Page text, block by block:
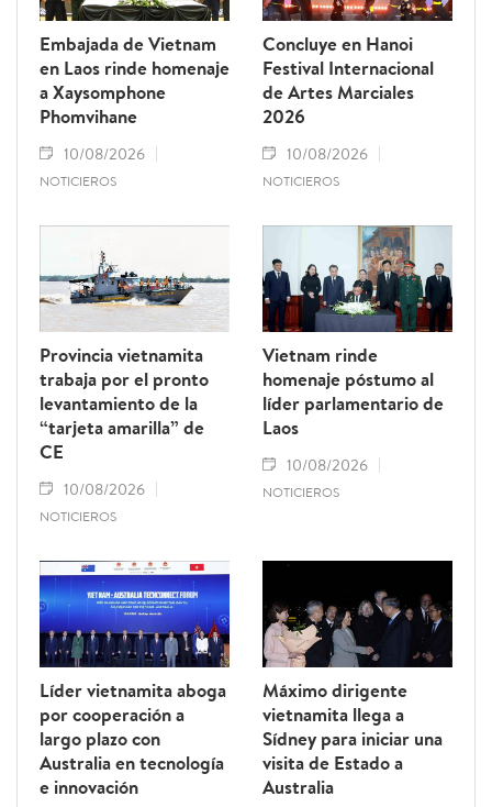
Embajada de Vietnam
en Laos rinde homenaje
a Xaysomphone
Phomvihane
10/08/2026
NOTICIEROS
Concluye en Hanoi
Festival Internacional
de Artes Marciales
2026
10/08/2026
NOTICIEROS
Provincia vietnamita
trabaja por el pronto
levantamiento de la
“tarjeta amarilla” de
CE
10/08/2026
NOTICIEROS
Vietnam rinde
homenaje póstumo al
líder parlamentario de
Laos
10/08/2026
NOTICIEROS
Líder vietnamita aboga
por cooperación a
largo plazo con
Australia en tecnología
e innovación
Máximo dirigente
vietnamita llega a
Sídney para iniciar una
visita de Estado a
Australia